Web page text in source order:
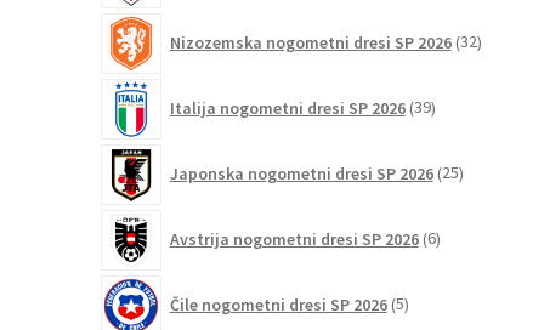
Nizozemska nogometni dresi SP 2026 32izdelkov
Italija nogometni dresi SP 2026 39izdelkov
Japonska nogometni dresi SP 2026 25izdelkov
Avstrija nogometni dresi SP 2026 6izdelkov
Čile nogometni dresi SP 2026 5izdelkov